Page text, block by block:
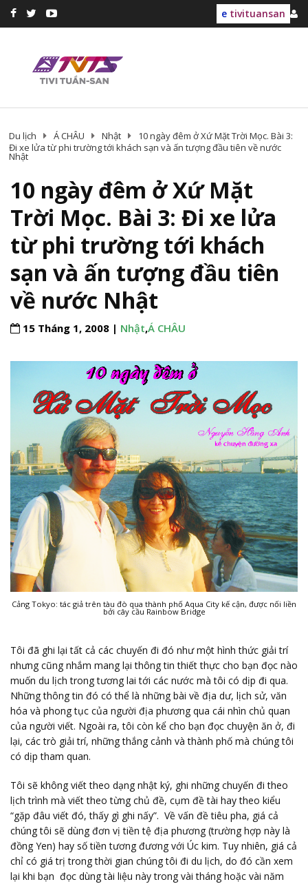
e tivituansan
Du lịch Á CHÂU Nhật
10 ngày đêm ở Xứ Mặt Trời Mọc. Bài 3:
Đi xe lửa từ phi trường tới khách sạn và ấn tượng đầu tiên về nước
Nhật
10 ngày đêm ở Xứ Mặt
Trời Mọc. Bài 3: Đi xe lửa
từ phi trường tới khách
sạn và ấn tượng đầu tiên
về nước Nhật
15 Tháng 1, 2008 | Nhật,Á CHÂU
Cảng Tokyo: tác giả trên tàu đò qua thành phố Aqua City kế cận, được nối liền
bởi cây cầu Rainbow Bridge
Tôi đã ghi lại tất cả các chuyến đi đó như một hình thức giải trí
nhưng cũng nhắm mang lại thông tin thiết thực cho bạn đọc nào
muốn du lịch trong tương lai tới các nước mà tôi có dịp đi qua.
Những thông tin đó có thể là những bài về địa dư, lịch sử, văn
hóa và phong tục của người địa phương qua cái nhìn chủ quan
của người viết. Ngoài ra, tôi còn kể cho bạn đọc chuyện ăn ở, đi
lại, các trò giải trí, những thắng cảnh và thành phố mà chúng tôi
có dịp tham quan.
Tôi sẽ không viết theo dạng nhật ký, ghi những chuyến đi theo
lịch trình mà viết theo từng chủ đề, cụm đề tài hay theo kiểu
“gặp đâu viết đó, thấy gì ghi nấy”. Về vấn đề tiêu pha, giá cả
chúng tôi sẽ dùng đơn vị tiền tệ địa phương (trường hợp này là
đồng Yen) hay số tiền tương đương với Úc kim. Tuy nhiên, giá cả
chỉ có giá trị trong thời gian chúng tôi đi du lịch, do đó cần xem
lại khi bạn đọc dùng tài liệu này trong vài tháng hoặc vài năm